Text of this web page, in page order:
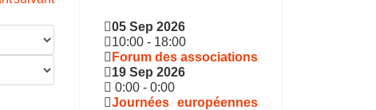
05 Sep 2026
10:00 - 18:00
Forum des associations
19 Sep 2026
0:00 - 0:00
Journées européennes